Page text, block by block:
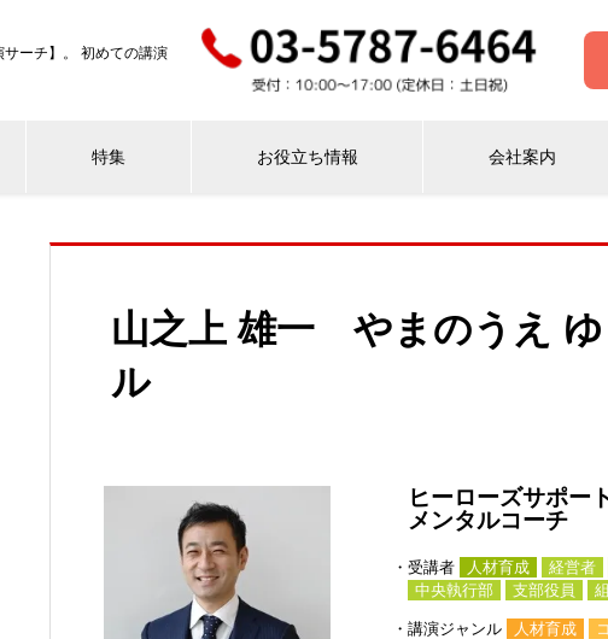
ーチ】。 初めての講演
特集 お役立ち情報 会社案内
山之上 雄一 やまのうえ
ル
ヒーローズサポー
メンタルコーチ
・受講者 人材育成 経営者
中央執行部
支部役員
・講演ジャンル 人材育成